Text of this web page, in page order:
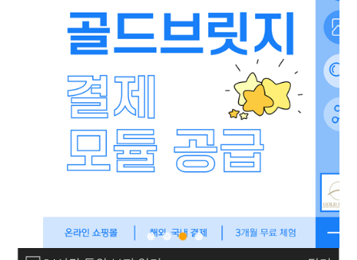
해당 프로그램은 스타트업 간 협업할 수 있는 분야를 수요-
공급 형태로 매칭해 사업화를 지원하는 ‘빌드업 트랙’과 국
내외 대·중견기업, 스타트업 간 협업을 지원하는 ‘밸류업
골드브릿지는 ICT 융합을 통해 자동적으로 상품이 세팅되
는 독자적인 스마트 공유형 플랫폼 기업으로, 빌드업 트랙
제공기업으로 선정됐다.
이번 프로그램을 통해 수혜기업이 사업 기간 내 기술을 개
염주호 골드브릿지 대표는 “이번 창업존 오픈콜라보레이